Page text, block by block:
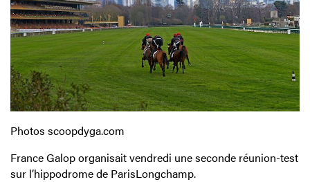
Photos scoopdyga.com
France Galop organisait vendredi une seconde réunion-test
sur l’hippodrome de ParisLongchamp.